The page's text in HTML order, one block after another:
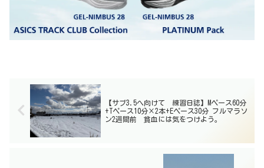
【サブ3.5へ向けて 練習日誌】Mペース60分
+Tペース10分×2本+Eペース30分 フルマラソ
ン2週間前 貧血には気をつけよう。